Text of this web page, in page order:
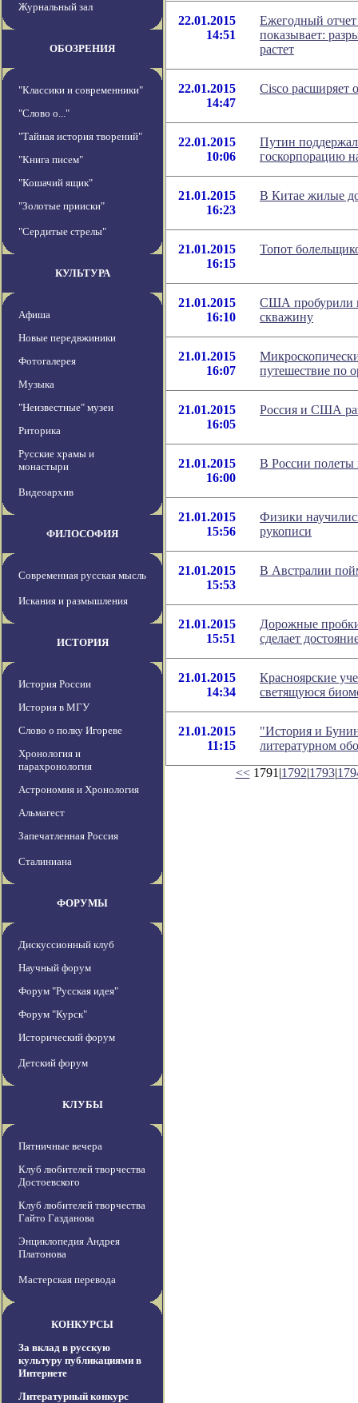
Журнальный зал
ОБОЗРЕНИЯ
"Классики и современники"
"Слово о..."
"Тайная история творений"
"Книга писем"
"Кошачий ящик"
"Золотые прииски"
"Сердитые стрелы"
КУЛЬТУРА
Афиша
Новые передвжиники
Фотогалерея
Музыка
"Неизвестные" музеи
Риторика
Русские храмы и
монастыри
Видеоархив
ФИЛОСОФИЯ
Современная русская мысль
Искания и размышления
ИСТОРИЯ
История России
История в МГУ
Слово о полку Игореве
Хронология и
парахронология
Астрономия и Хронология
Альмагест
Запечатленная Россия
Сталиниана
ФОРУМЫ
Дискуссионный клуб
Научный форум
Форум "Русская идея"
Форум "Курск"
Исторический форум
Детский форум
КЛУБЫ
Пятничные вечера
Клуб любителей творчества
Достоевского
Клуб любителей творчества
Гайто Газданова
Энциклопедия Андрея
Платонова
Мастерская перевода
КОНКУРСЫ
За вклад в русскую
культуру публикациями в
Интернете
Литературный конкурс
22.01.2015
14:51
Ежегодный
показывает:
растет
22.01.2015
14:47
Cisco расширяет
22.01.2015
10:06
Путин
госкорпорацию
21.01.2015
16:23
В Китае жилые
21.01.2015
16:15
Топот
21.01.2015
16:10
США пробурили
скважину
21.01.2015
16:07
путешествие по
21.01.2015
16:05
Россия и США
21.01.2015
16:00
В России полеты
21.01.2015
15:56
Физики
рукописи
21.01.2015
15:53
В Австралии
21.01.2015
15:51
Дорожные
сделает
21.01.2015
14:34
Красноярские
светящуюся
21.01.2015
11:15
"История и
литературном
<<1791|1792|1793|